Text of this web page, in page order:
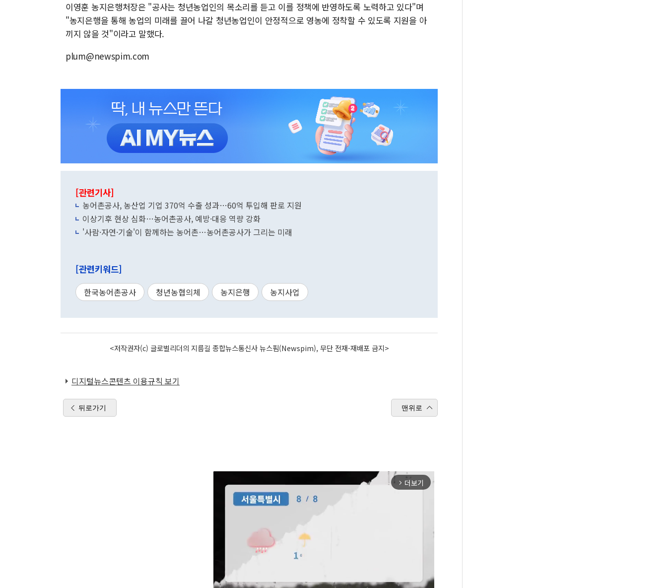
이영훈 농지은행처장은 "공사는 청년농업인의 목소리를 듣고 이를 정책에 반영하도록 노력하고 있다"며
"농지은행을 통해 농업의 미래를 끌어 나갈 청년농업인이 안정적으로 영농에 정착할 수 있도록 지원을 아
끼지 않을 것"이라고 말했다.
plum@newspim.com
[관련기사]
농어촌공사, 농산업 기업 370억 수출 성과…60억 투입해 판로 지원
이상기후 현상 심화…농어촌공사, 예방·대응 역량 강화
'사람·자연·기술'이 함께하는 농어촌…농어촌공사가 그리는 미래
[관련키워드]
한국농어촌공사 청년농협의체 농지은행 농지사업
<저작권자(c) 글로벌리더의 지름길 종합뉴스통신사 뉴스핌(Newspim), 무단 전재-재배포 금지>
디지털뉴스콘텐츠 이용규칙 보기
뒤로가기 맨위로
arrow_forward_ios 더보기